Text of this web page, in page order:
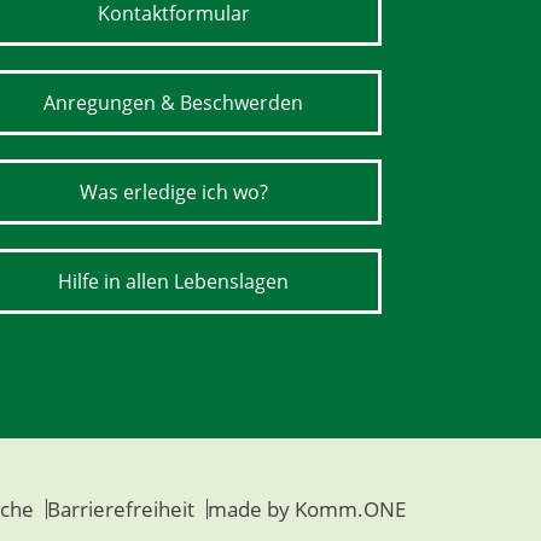
Kontaktformular
Anregungen & Beschwerden
Was erledige ich wo?
Hilfe in allen Lebenslagen
Barrierefreiheit made by Komm.ONE